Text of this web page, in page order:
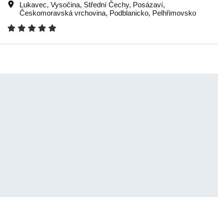
Lukavec, Vysočina, Střední Čechy, Posázaví,
Českomoravská vrchovina, Podblanicko, Pelhřimovsko